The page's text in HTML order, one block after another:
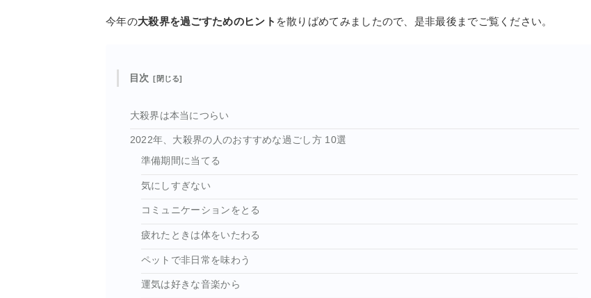
今年の大殺界を過ごすためのヒント を散りばめてみましたので、是非最後までご覧ください。
目次
大殺界は本当につらい
2022年、大殺界の人のおすすめな過ごし方 10選
準備期間に当てる
気にしすぎない
コミュニケーションをとる
疲れたときは体をいたわる
ペットで非日常を味わう
運気は好きな音楽から